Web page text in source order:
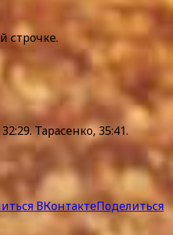
строчке.
Тарасенко, 35:41.
ВКонтактеПоделиться